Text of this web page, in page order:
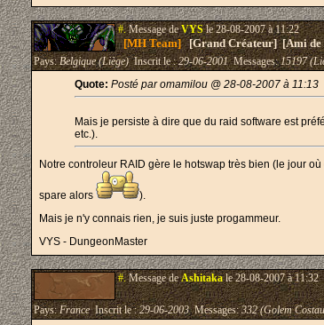
#.Message deVYSle 28-08-2007 à 11:22
[MH Team][Grand Créateur] [Ami
Pays:Belgique (Liège)Inscrit le :29-06-2001Messages:15197
Quote: Posté par omamilou @ 28-08-2007 à 11:13
Mais je persiste à dire que du raid software est
etc.).
Notre controleur RAID gère le hotswap très bien (le jour
spare alors
).
Mais je n'y connais rien, je suis juste progammeur.
VYS - DungeonMaster
#.Message deAshitakale 28-08-2007 à 11:32
Pays:FranceInscrit le :29-06-2003Messages:332 (Golem